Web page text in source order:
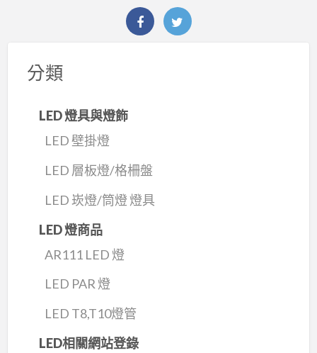
分類
LED 燈具與燈飾
LED 壁掛燈
LED 層板燈/格柵盤
LED 崁燈/筒燈 燈具
LED 燈商品
AR111 LED 燈
LED PAR 燈
LED T8,T10燈管
LED相關網站登錄